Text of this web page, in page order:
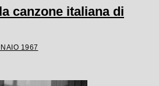
canzone italiana di
1967